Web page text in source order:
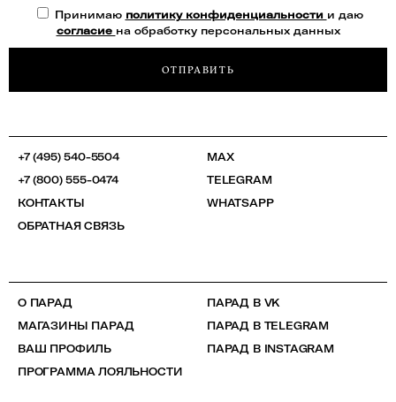
Принимаю политику конфиденциальности и даю
согласие на обработку персональных данных
ОТПРАВИТЬ
+7 (495) 540-5504
+7 (800) 555-0474
КОНТАКТЫ
ОБРАТНАЯ СВЯЗЬ
MAX
TELEGRAM
WHATSAPP
О ПАРАД
МАГАЗИНЫ ПАРАД
ВАШ ПРОФИЛЬ
ПРОГРАММА ЛОЯЛЬНОСТИ
ПАРАД В VK
ПАРАД В TELEGRAM
ПАРАД В INSTAGRAM